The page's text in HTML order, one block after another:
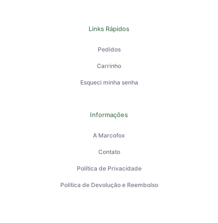
Links Rápidos
Pedidos
Carrinho
Esqueci minha senha
Informações
A Marcofox
Contato
Política de Privacidade
Política de Devolução e Reembolso